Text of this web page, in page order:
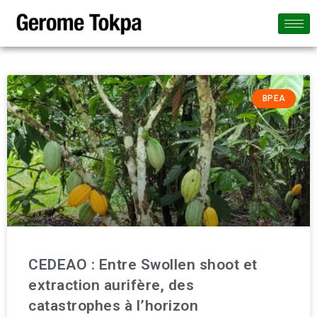
BPEA
CEDEAO : Entre Swollen shoot et
extraction aurifère, des
catastrophes à l’horizon